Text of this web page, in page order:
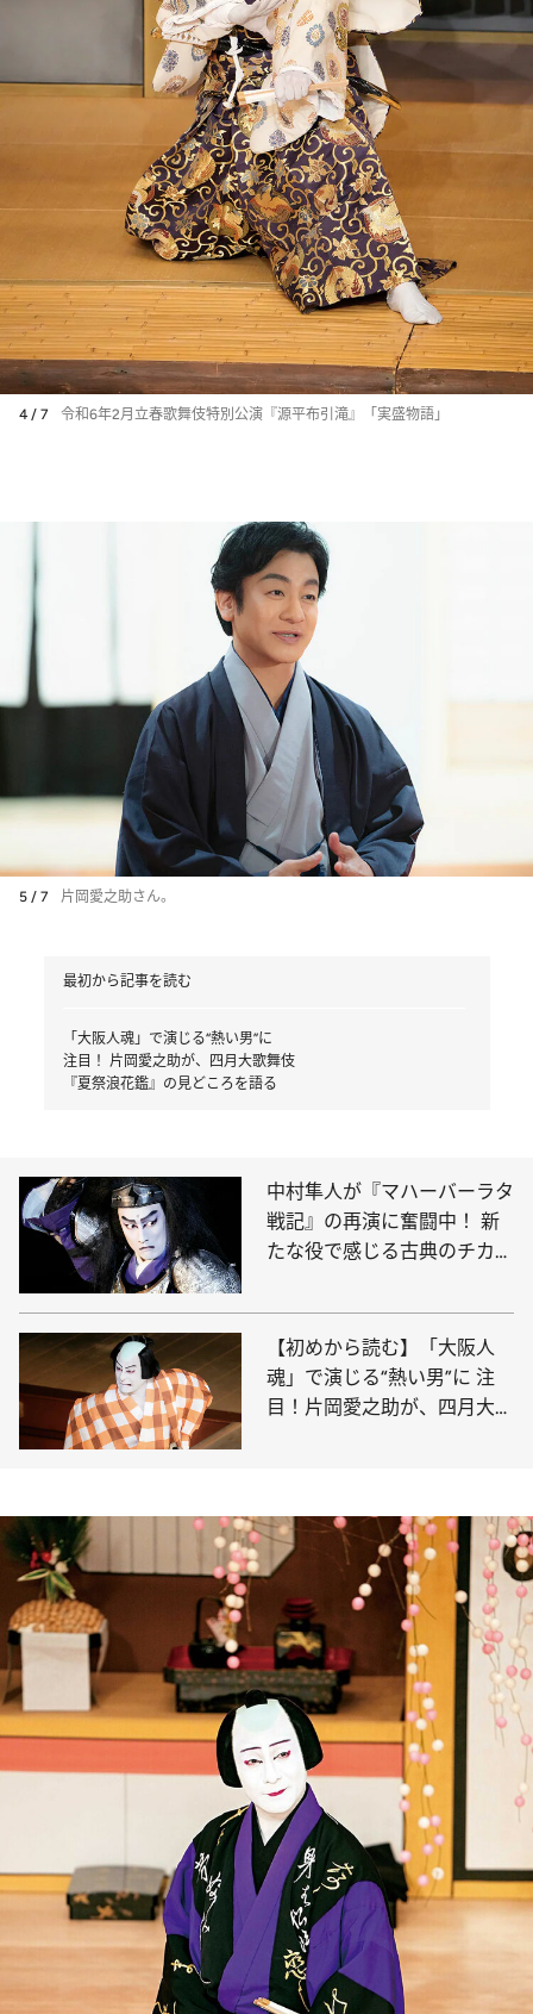
4 / 7 令和6年2月立春歌舞伎特別公演『源平布引滝』「実盛物語」
5 / 7 片岡愛之助さん。
最初から記事を読む
「大阪人魂」で演じる“熱い男”に
注目！ 片岡愛之助が、四月大歌舞伎
『夏祭浪花鑑』の見どころを語る
中村隼人が『マハーバーラタ
戦記』の再演に奮闘中！ 新
たな役で感じる古典のチカラ
【初めから読む】「大阪人
魂」で演じる“熱い男”に 注
目！片岡愛之助が、四月大歌